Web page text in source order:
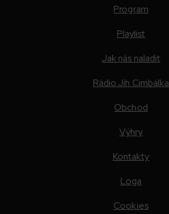
Program
Playlist
Jak nás naladit
Rádio Jih Cimbálka
Obchod
Výhry
Kontakty
Loga
Cookies